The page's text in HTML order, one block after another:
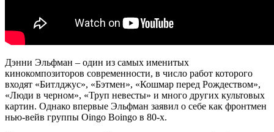
Дэнни Эльфман – один из самых именитых
кинокомпозиторов современности, в число работ которого
входят «Битлджус», «Бэтмен», «Кошмар перед Рождеством»,
«Люди в черном», «Труп невесты» и много других культовых
картин. Однако впервые Эльфман заявил о себе как фронтмен
нью-вейв группы Oingo Boingo в 80-х.